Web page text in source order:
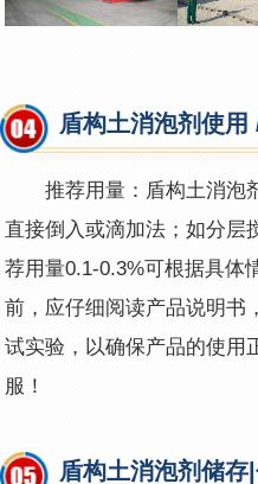
盾构土消泡剂使用
推荐用量：盾构土消泡
直接倒入或滴加法；如分层
荐用量0.1-0.3%可根据具体
前，应仔细阅读产品说明书
试实验，以确保产品的使用
服！
盾构土消泡剂储存